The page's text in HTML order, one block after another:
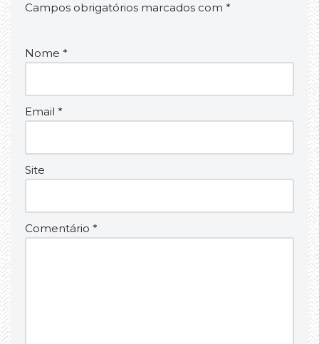
Campos obrigatórios marcados com *
Nome *
Email *
Site
Comentário *